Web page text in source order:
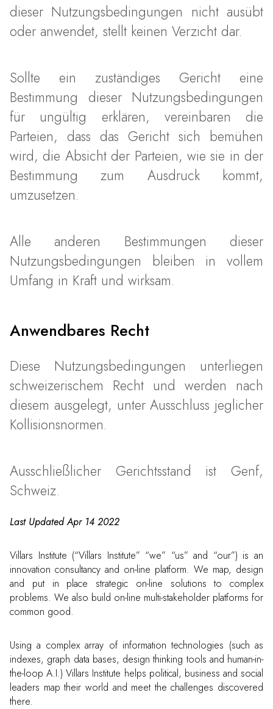
dieser Nutzungsbedingungen nicht ausübt
oder anwendet, stellt keinen Verzicht dar.
Sollte ein zuständiges Gericht eine
Bestimmung dieser Nutzungsbedingungen
für ungültig erklären, vereinbaren die
Parteien, dass das Gericht sich bemühen
wird, die Absicht der Parteien, wie sie in der
Bestimmung zum Ausdruck kommt,
umzusetzen.
Alle anderen Bestimmungen dieser
Nutzungsbedingungen bleiben in vollem
Umfang in Kraft und wirksam.
Anwendbares Recht
Diese Nutzungsbedingungen unterliegen
schweizerischem Recht und werden nach
diesem ausgelegt, unter Ausschluss jeglicher
Kollisionsnormen.
Ausschließlicher Gerichtsstand ist Genf,
Schweiz.
Last Updated Apr 14 2022
Villars Institute (“Villars Institute” “we” “us” and “our”) is an
innovation consultancy and on-line platform. We map, design
and put in place strategic on-line solutions to complex
problems. We also build on-line multi-stakeholder platforms for
common good.
Using a complex array of information technologies (such as
indexes, graph data bases, design thinking tools and human-in-
the-loop A.I.) Villars Institute helps political, business and social
leaders map their world and meet the challenges discovered
there.